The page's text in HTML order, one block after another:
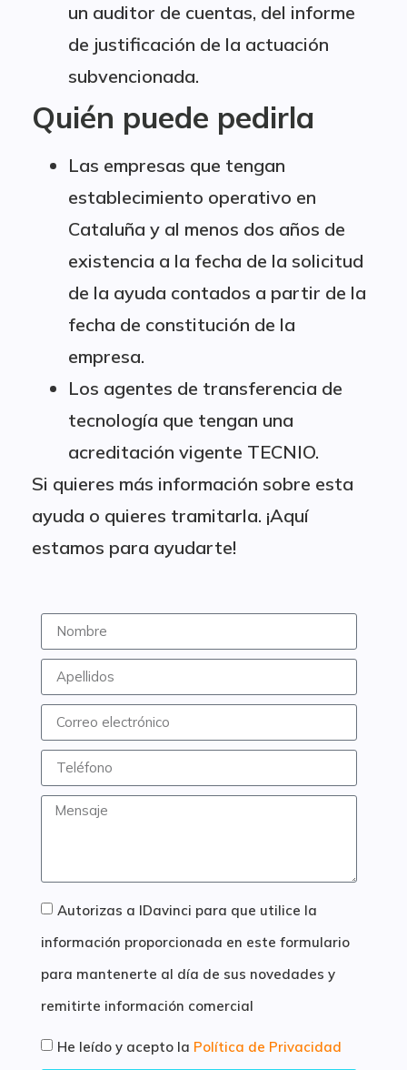
un auditor de cuentas, del informe
de justificación de la actuación
subvencionada.
Quién puede pedirla
Las empresas que tengan
establecimiento operativo en
Cataluña y al menos dos años de
existencia a la fecha de la solicitud
de la ayuda contados a partir de la
fecha de constitución de la
empresa.
Los agentes de transferencia de
tecnología que tengan una
acreditación vigente TECNIO.
Si quieres más información sobre esta
ayuda o quieres tramitarla. ¡Aquí
estamos para ayudarte!
Autorizas a IDavinci para que utilice la
información proporcionada en este formulario
para mantenerte al día de sus novedades y
remitirte información comercial
He leído y acepto la Política de Privacidad